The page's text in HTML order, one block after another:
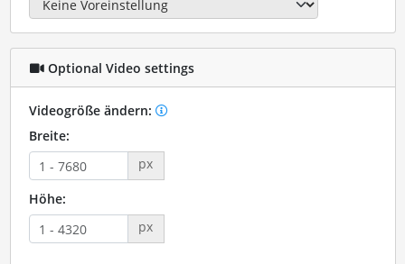
Optional Video settings
Videogröße ändern:
Breite:
px
Höhe:
px